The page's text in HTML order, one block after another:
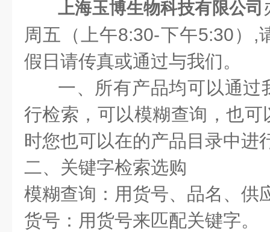
上海玉博生物科技有限公司
周五（上午8:30-下午5:30）,
假日请传真或通过与我们。
一、所有产品均可以通过
行检索，可以模糊查询，也
时您也可以在的产品目录中进
二、关键字检索选购
模糊查询：用货号、品名、供
货号：用货号来匹配关键字。